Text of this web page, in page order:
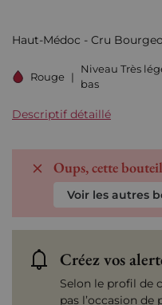
Haut-Médoc - Cru
Rouge |
Niveau Très
bas
Descriptif détaillé
Oups, cette
Voir les autres
Créez vos
Selon le profil de
pas l’occasion